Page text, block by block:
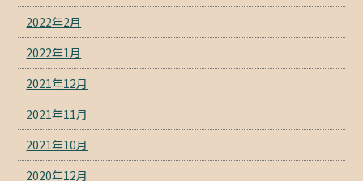
2022年2月
2022年1月
2021年12月
2021年11月
2021年10月
2020年12月